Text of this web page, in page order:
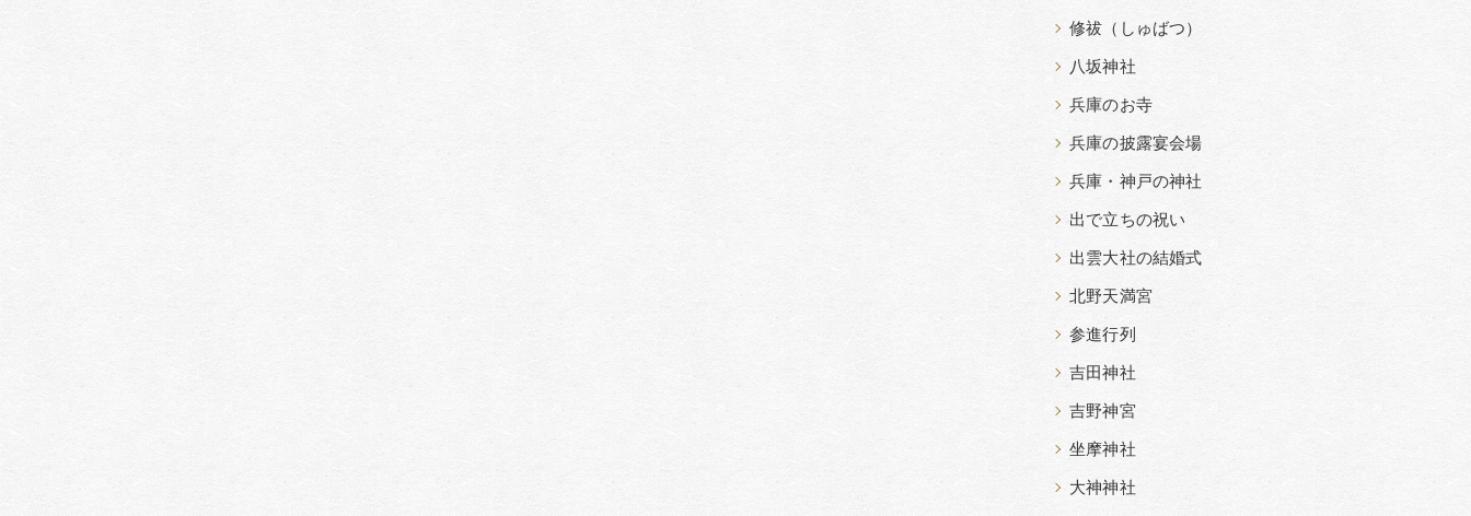
修祓（しゅばつ）
八坂神社
兵庫のお寺
兵庫の披露宴会場
兵庫・神戸の神社
出で立ちの祝い
出雲大社の結婚式
北野天満宮
参進行列
吉田神社
吉野神宮
坐摩神社
大神神社